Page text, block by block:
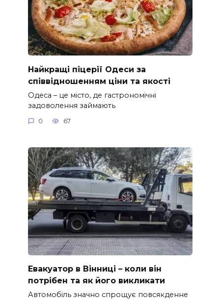
Найкращі піцерії Одеси за
співвідношенням ціни та якості
Одеса – це місто, де гастрономічні
задоволення займають
0 67
Евакуатор в Вінниці – коли він
потрібен та як його викликати
Автомобіль значно спрощує повсякденне